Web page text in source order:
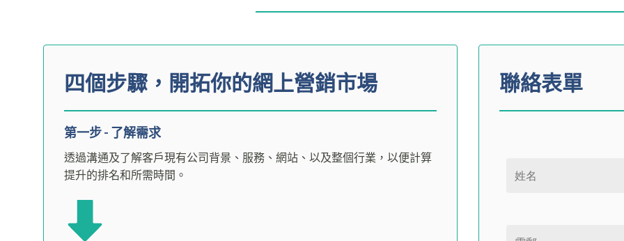
四個步驟，開拓你的網上營銷市場
第一步 - 了解需求
透過溝通及了解客戶現有公司背景、服務、網站、以及整個行業，以便計算
提升的排名和所需時間。
聯絡表單